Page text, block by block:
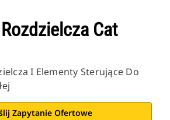
Cat
I Elementy Sterujące Do
Zapytanie Ofertowe